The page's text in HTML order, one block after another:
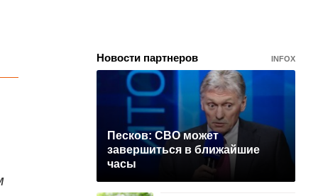
Новости партнеров INFOX
Песков: СВО может
завершиться в ближайшие
часы